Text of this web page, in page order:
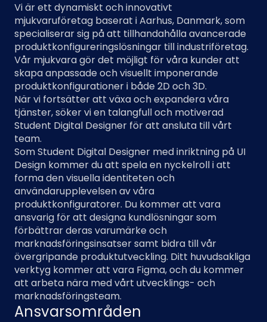
Vi är ett dynamiskt och innovativt
mjukvaruföretag baserat i Aarhus, Danmark, som
specialiserar sig på att tillhandahålla avancerade
produktkonfigureringslösningar till industriföretag.
Vår mjukvara gör det möjligt för våra kunder att
skapa anpassade och visuellt imponerande
produktkonfigurationer i både 2D och 3D.
När vi fortsätter att växa och expandera våra
tjänster, söker vi en talangfull och motiverad
Student Digital Designer för att ansluta till vårt
team.
Som Student Digital Designer med inriktning på UI
Design kommer du att spela en nyckelroll i att
forma den visuella identiteten och
användarupplevelsen av våra
produktkonfiguratorer. Du kommer att vara
ansvarig för att designa kundlösningar som
förbättrar deras varumärke och
marknadsföringsinsatser samt bidra till vår
övergripande produktutveckling. Ditt huvudsakliga
verktyg kommer att vara Figma, och du kommer
att arbeta nära med vårt utvecklings- och
marknadsföringsteam.
Ansvarsområden